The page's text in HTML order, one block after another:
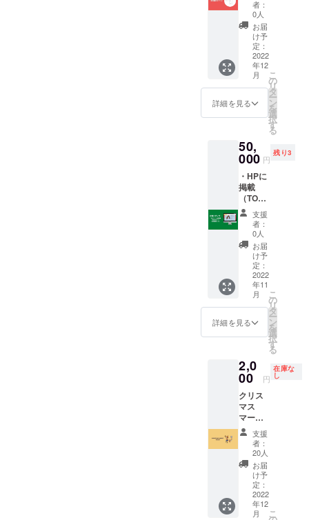
産)、粉
砂糖、
バター
（北海
道産）
卵、着
色料(赤
色40
号、黄
色4号黄
竹炭パ
ウダー)
量
24枚 賞
味期
限
2022.12
.25 保存
方法
直射日
光を避
け、常
温保存
してく
製造
者
府堺市
浜寺石
津町西
2-1-1 ア
レル
ギー：
卵、小
ベント
カレン
ダー
〔サイ
ズ〕
W480×
シャル
セット
です。
クリス
マス直
前の
12/20着
です！
内容
アイシ
ング
キーク
リスマ
ススペ
シャル
ボック
ス（10
枚）
NORR
COFFE
ROAST
ERS ド
リップ
バッグ
（山の
麓の
スオリ
ジナル
デザイ
ン）
09ROO
M
TSUBO
ほっと
（1個）
＆SHIRI
ほっと
美容鍼
灸の施
術を受
けられ
るチ
ケット
と 山の
麓の
サーカ
スオリ
のポス
トカー
ドをお
送りし
ます。
寒い季
節で
す。体
と心の
声を聞
いて労
りま
しょ
う。 ●
チケッ
トの内
容 ・頭
ツボ
マッ
付き）
（1時間
30分）
●09RO
OMにつ
いて
日々の
暮らし
を〝ラ
ク〟に
〝楽し
者：
0人
お届
け予
定：
2022
年12
月
詳細を見る
こ
の
リ
タ
ー
ン
を
選
択
す
る
50,
000 円
残り3
・HPに
掲載
（TOP
ページ
協賛
欄）
2022.11
.1~当日
まで
https://
codom
oney.wi
xsite.co
m/yam
acircus
ラシ、
協賛欄
に掲載
（企業
名の
み）
2022.11
.18~当
日まで
・当日
配布A4
チラ
シ 裏
面協賛
支援
者：
0人
お届
け予
定：
2022
年11
月
詳細を見る
こ
の
リ
タ
ー
ン
を
選
択
す
る
2,0
00 円
在庫な
し
クリス
マス
マー
ケット
当日会
場で使
える
1000円
分（100
円×10
枚）の
付きで
支援
者：
20人
お届
け予
定：
2022
年12
月
こ